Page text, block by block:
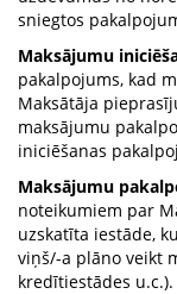
sniegtos
Maksājumu
pakalpojums, kad
Maksātāja
maksājumu
iniciēšanas
Maksājumu
noteikumiem par
uzskatīta iestāde,
viņš/-a plāno veikt
kredītiestādes u.c.).